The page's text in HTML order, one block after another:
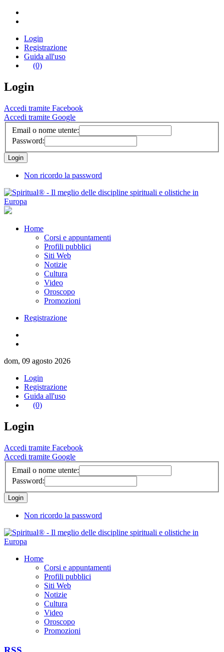
Login
Registrazione
Guida all'uso
(0)
Login
Accedi tramite Facebook
Accedi tramite Google
Email o nome utente:
Password:
Non ricordo la password
Home
Corsi e appuntamenti
Profili pubblici
Siti Web
Notizie
Cultura
Video
Oroscopo
Promozioni
Registrazione
dom, 09 agosto 2026
Login
Registrazione
Guida all'uso
(0)
Login
Accedi tramite Facebook
Accedi tramite Google
Email o nome utente:
Password:
Non ricordo la password
Home
Corsi e appuntamenti
Profili pubblici
Siti Web
Notizie
Cultura
Video
Oroscopo
Promozioni